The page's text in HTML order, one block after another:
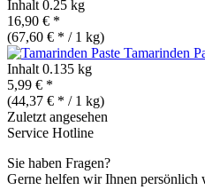
Inhalt 0.25 kg
16,90 € *
(67,60 € * / 1 kg)
Tamarinden
Inhalt 0.135 kg
5,99 € *
(44,37 € * / 1 kg)
Zuletzt angesehen
Service Hotline
Sie haben Fragen?
Gerne helfen wir Ihnen persönlich